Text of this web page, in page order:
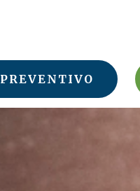
PREVENTIVO